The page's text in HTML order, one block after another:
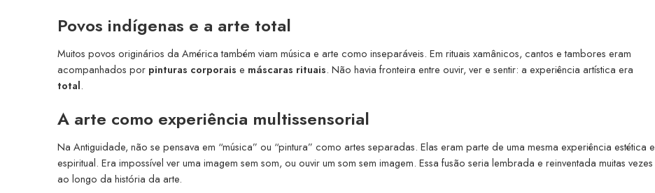
Povos indígenas e a arte total
Muitos povos originários da América também viam música e arte como inseparáveis. Em rituais xamânicos, cantos e tambores eram
acompanhados por pinturas corporais e máscaras rituais. Não havia fronteira entre ouvir, ver e sentir: a experiência artística era
total.
A arte como experiência multissensorial
Na Antiguidade, não se pensava em “música” ou “pintura” como artes separadas. Elas eram parte de uma mesma experiência estética e
espiritual. Era impossível ver uma imagem sem som, ou ouvir um som sem imagem. Essa fusão seria lembrada e reinventada muitas vezes
ao longo da história da arte.